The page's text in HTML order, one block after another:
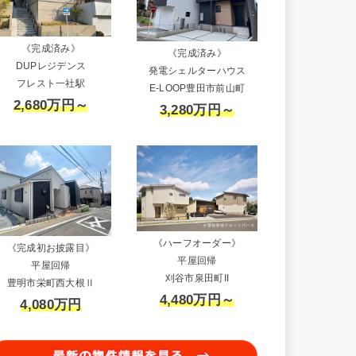
《完成済み》
DUPレジデンス
フレスト一社駅
2,680万円～
《完成済み》
発電シェルターハウス
E-LOOP豊田市前山町
3,280万円～
《完成初お披露目》
平屋回帰
豊明市栄町西大根Ⅱ
4,080万円
《ハーフオーダー》
平屋回帰
刈谷市泉田町II
4,480万円～